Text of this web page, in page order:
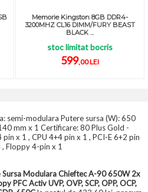
Memorie Kingston 8GB DDR4-
3200MHZ CL16 DIMM/FURY BEAST
BLACK ...
stoc limitat bocris
599,00 LEI
semi-modulara Putere sursa (W): 650
mm x 1 Certificare: 80 Plus Gold -
x 1 , CPU 4+4 pin x 1 , PCI-E 6+2 pin
, Floppy 4-pin x 1
Sursa Modulara Chieftec A-90 650W 2x
PFC Activ UVP, OVP, SCP, OPP, OCP,